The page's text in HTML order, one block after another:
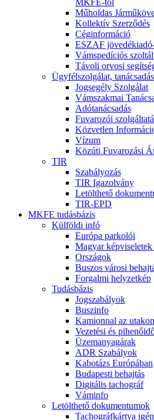
MKFE-től
Műholdas
Kollektív Szerződés
Céginformáció
ESZAF
Vámspedíciós
Távoli orvosi
Ügyfélszolgálat, tanácsadás
Jogsegély Szolgálat
Vámszakmai
Adótanácsadás
Fuvarozói
Közvetlen
Vízum
Közúti Fuvarozási
TIR
Szabályozás
TIR Igazolvány
Letölthető
TIR-EPD
MKFE tudásbázis
Külföldi infó
Európa parkolói
Magyar
Országok
Buszos városi
Forgalmi helyzetkép
Tudásbázis
Jogszabályok
Buszinfo
Kamionnal az utakon
Vezetési és
Üzemanyagárak
ADR Szabályok
Kabotázs Európában
Budapesti behajtás
Digitális tachográf
Váminfo
Letölthető dokumentumok
Tachográfkártya